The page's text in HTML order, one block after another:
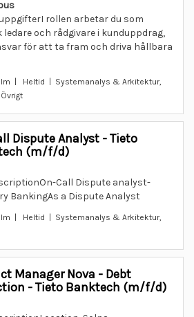
rollen arbetar du som
ledare och rådgivare i kunduppdrag,
för att ta fram och driva hållbara
| Heltid | Systemanalys & Arkitektur,
Dispute Analyst - Tieto
(m/f/d)
Call Dispute analyst-
BankingAs a Dispute Analyst
| Heltid | Systemanalys & Arkitektur,
Manager Nova - Debt
- Tieto Banktech (m/f/d)